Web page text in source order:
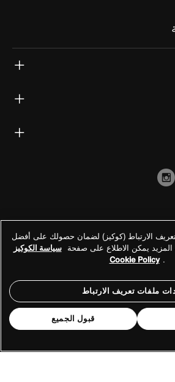
الارتباط (كوكيز) لضمان حصولك على أفضل
يمكن الاطلاع على صفحة سياسة الكوكيز
.
Cookie Policy
ملفات تعريف الارتباط
قبول الجميع